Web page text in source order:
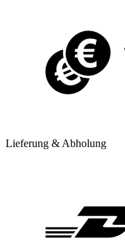
Lieferung & Abholung